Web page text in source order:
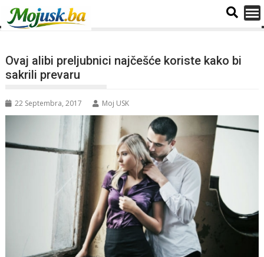
Ovaj alibi preljubnici najčešće koriste kako bi
sakrili prevaru
22 Septembra, 2017 Moj USK